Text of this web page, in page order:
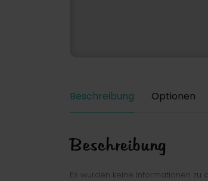
Beschreibung Optionen
Beschreibung
Es wurden keine Informationen zu